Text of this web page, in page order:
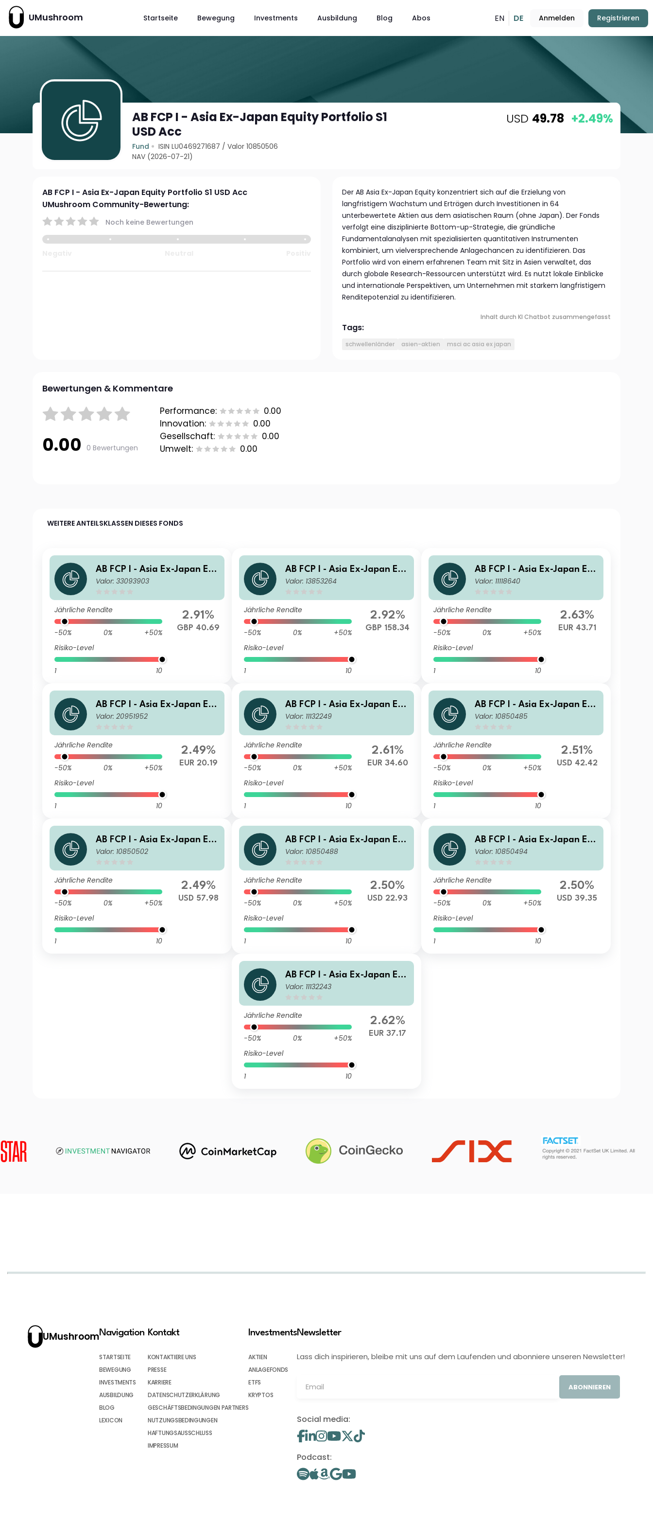
UMushroom Startseite Bewegung Investments Ausbildung Blog Abos EN DE Anmelden Registrieren
AB FCP I - Asia Ex-Japan Equity Portfolio S1
USD Acc
Fund ISIN LU0469271687 /Valor 10850506
NAV (2026-07-21)
USD 49.78 +2.49%
AB FCP I - Asia Ex-Japan Equity Portfolio S1 USD Acc
UMushroom Community-Bewertung:
Noch keine Bewertungen
Der AB Asia Ex-Japan Equity konzentriert sich auf die Erzielung von
langfristigem Wachstum und Erträgen durch Investitionen in 64
unterbewertete Aktien aus dem asiatischen Raum (ohne Japan). Der Fonds
verfolgt eine disziplinierte Bottom-up-Strategie, die gründliche
Fundamentalanalysen mit spezialisierten quantitativen Instrumenten
kombiniert, um vielversprechende Anlagechancen zu identifizieren. Das
Portfolio wird von einem erfahrenen Team mit Sitz in Asien verwaltet, das
durch globale Research-Ressourcen unterstützt wird. Es nutzt lokale Einblicke
und internationale Perspektiven, um Unternehmen mit starkem langfristigem
Renditepotenzial zu identifizieren.
Inhalt durch KI Chatbot zusammengefasst
Tags:
schwellenländer asien-aktien msci ac asia ex japan
Bewertungen & Kommentare
0.00 0 Bewertungen
Performance:
0.00
Innovation:
0.00
Gesellschaft:
0.00
Umwelt:
0.00
WEITERE ANTEILSKLASSEN DIESES FONDS
AB FCP I - Asia Ex-Japan Equ
ity Portfolio I GBP Acc
Valor: 33093903
Jährliche Rendite
-50% 0%
+50%
Risiko-Level
1 10
2.91%
GBP 40.69
AB FCP I - Asia Ex-Japan Equ
ity Portfolio S1 GBP Acc
Valor: 13853264
Jährliche Rendite
-50% 0%
+50%
Risiko-Level
1 10
2.92%
GBP 158.34
AB FCP I - Asia Ex-Japan Equ
ity Portfolio S1 EUR Acc
Valor: 11118640
Jährliche Rendite
-50% 0%
+50%
Risiko-Level
1 10
2.63%
EUR 43.71
AB FCP I - Asia Ex-Japan Equ
ity Portfolio AD EUR H Inc
Valor: 20951952
Jährliche Rendite
-50% 0%
+50%
Risiko-Level
1 10
2.49%
EUR 20.19
AB FCP I - Asia Ex-Japan Equ
ity Portfolio C EUR Acc
Valor: 11132249
Jährliche Rendite
-50% 0%
+50%
Risiko-Level
1 10
2.61%
EUR 34.60
AB FCP I - Asia Ex-Japan Equ
ity Portfolio A Acc
Valor: 10850485
Jährliche Rendite
-50% 0%
+50%
Risiko-Level
1 10
2.51%
USD 42.42
AB FCP I - Asia Ex-Japan Equ
ity Portfolio S USD Acc
Valor: 10850502
Jährliche Rendite
-50% 0%
+50%
Risiko-Level
1 10
2.49%
USD 57.98
AB FCP I - Asia Ex-Japan Equ
ity Portfolio AD Inc
Valor: 10850488
Jährliche Rendite
-50% 0%
+50%
Risiko-Level
1 10
2.50%
USD 22.93
AB FCP I - Asia Ex-Japan Equ
ity Portfolio C Acc
Valor: 10850494
Jährliche Rendite
-50% 0%
+50%
Risiko-Level
1 10
2.50%
USD 39.35
AB FCP I - Asia Ex-Japan Equ
ity Portfolio A EUR Acc
Valor: 11132243
Jährliche Rendite
-50% 0%
+50%
Risiko-Level
1 10
2.62%
EUR 37.17
UMushroomNavigation
STARTSEITE
BEWEGUNG
INVESTMENTS
AUSBILDUNG
BLOG
LEXICON
Kontakt
KONTAKTIERE UNS
PRESSE
KARRIERE
DATENSCHUTZERKLÄRUNG
GESCHÄFTSBEDINGUNGEN PARTNERS
NUTZUNGSBEDINGUNGEN
HAFTUNGSAUSSCHLUSS
IMPRESSUM
Investments
AKTIEN
ANLAGEFONDS
ETFS
KRYPTOS
Newsletter
Lass dich inspirieren, bleibe mit uns auf dem Laufenden und abonniere unseren Newsletter!
ABONNIEREN
Social media:
Podcast: